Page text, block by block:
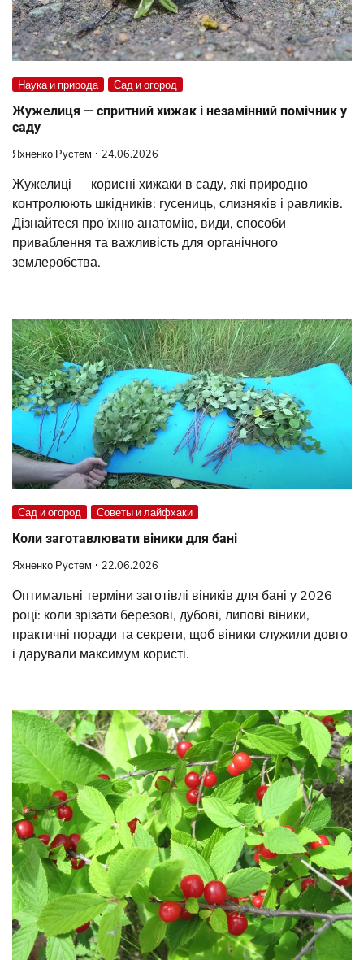
Наука и природа Сад и огород
Жужелиця — спритний хижак і незамінний помічник у
саду
Яхненко Рустем 24.06.2026
Жужелиці — корисні хижаки в саду, які природно
контролюють шкідників: гусениць, слизняків і равликів.
Дізнайтеся про їхню анатомію, види, способи
приваблення та важливість для органічного
землеробства.
Сад и огород Советы и лайфхаки
Коли заготавлювати віники для бані
Яхненко Рустем 22.06.2026
Оптимальні терміни заготівлі віників для бані у 2026
році: коли зрізати березові, дубові, липові віники,
практичні поради та секрети, щоб віники служили довго
і дарували максимум користі.